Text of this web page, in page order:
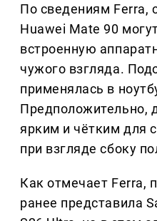
По сведениям Ferra,
Huawei Mate 90
встроенную
чужого взгляда.
применялась в
Предположительно,
ярким и чётким для
при взгляде сбоку
Как отмечает Ferra,
ранее представила